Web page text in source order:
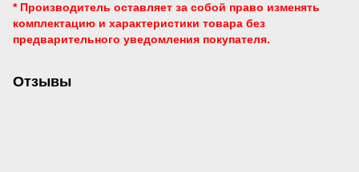
* Производитель оставляет за собой право изменять
комплектацию и характеристики товара без
предварительного уведомления покупателя.
Отзывы